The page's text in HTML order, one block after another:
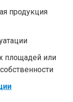
продукция
площадей или